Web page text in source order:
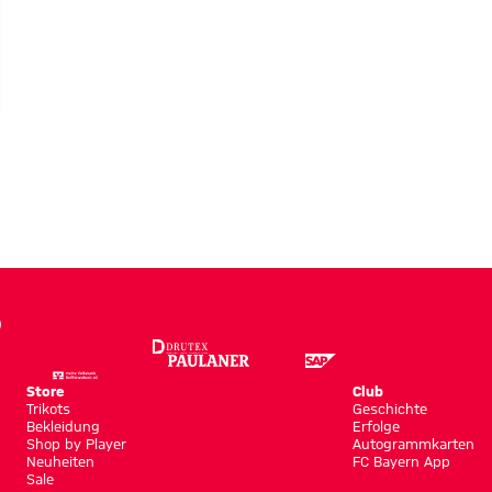
Store
Trikots
Bekleidung
Shop by Player
Neuheiten
Sale
Club
Geschichte
Erfolge
Autogrammkarten
FC Bayern App